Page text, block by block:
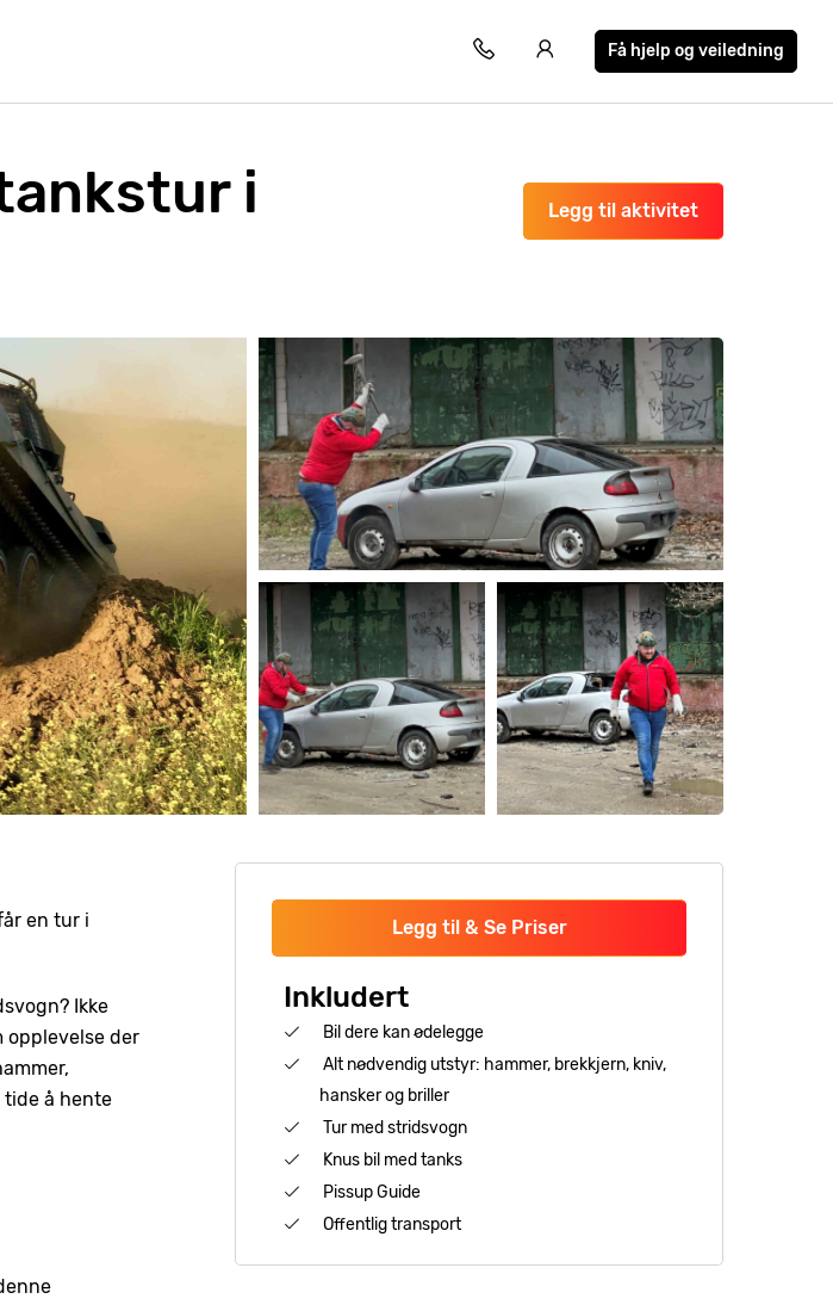
Få hjelp og veiledning
Legg til aktivitet
i
Legg til & Se Priser
Inkludert
Bil dere kan ødelegge
Alt nødvendig utstyr: hammer, brekkjern, kniv,
hansker og briller
Tur med stridsvogn
Knus bil med tanks
Pissup Guide
Offentlig transport
en tur i
Ikke
opplevelse der
tide å hente